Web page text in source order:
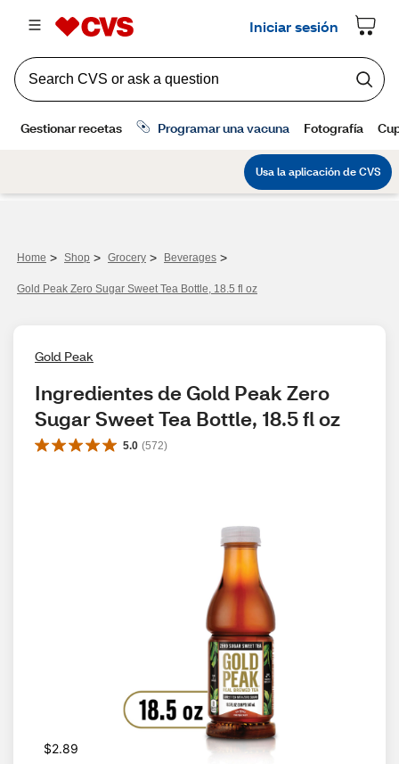
Home > Shop > Grocery > Beverages >
Gold Peak Zero Sugar Sweet Tea Bottle, 18.5 fl oz
Gold Peak
Ingredientes de Gold Peak Zero
Sugar Sweet Tea Bottle, 18.5 fl oz
5.0 (572)
$2.89